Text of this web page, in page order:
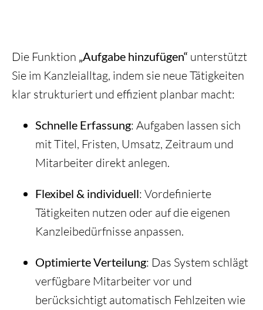
Die Funktion „Aufgabe hinzufügen“ unterstützt
Sie im Kanzleialltag, indem sie neue Tätigkeiten
klar strukturiert und effizient planbar macht:
Schnelle Erfassung: Aufgaben lassen sich
mit Titel, Fristen, Umsatz, Zeitraum und
Mitarbeiter direkt anlegen.
Flexibel & individuell: Vordefinierte
Tätigkeiten nutzen oder auf die eigenen
Kanzleibedürfnisse anpassen.
Optimierte Verteilung: Das System schlägt
verfügbare Mitarbeiter vor und
berücksichtigt automatisch Fehlzeiten wie